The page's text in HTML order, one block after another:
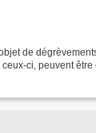
de
ci, peuvent